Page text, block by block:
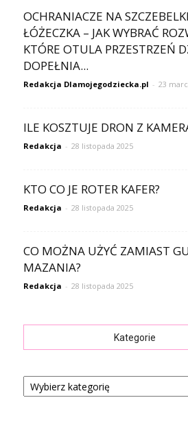
OCHRANIACZE NA SZCZEBELKI
ŁÓŻECZKA – JAK WYBRAĆ
KTÓRE OTULA PRZESTRZEŃ
DOPEŁNIA...
Redakcja Dlamojegodziecka.pl - 23
ILE KOSZTUJE DRON Z
Redakcja - 28 listopada 2025
KTO CO JE ROTER KAFER?
Redakcja - 28 listopada 2025
CO MOŻNA UŻYĆ ZAMIAST
MAZANIA?
Redakcja - 28 listopada 2025
Kategorie
Kategorie